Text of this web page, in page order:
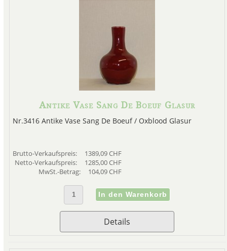
Antike Vase Sang De Boeuf Glasur
Nr.3416 Antike Vase Sang De Boeuf / Oxblood Glasur
Brutto-Verkaufspreis:
1389,09 CHF
Netto-Verkaufspreis:
1285,00 CHF
MwSt.-Betrag:
104,09 CHF
Details